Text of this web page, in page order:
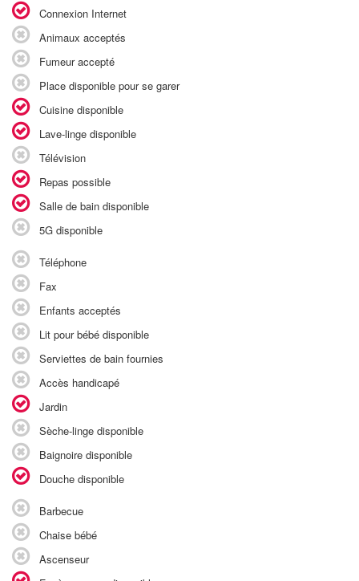
Connexion Internet
Animaux acceptés
Fumeur accepté
Place disponible pour se garer
Cuisine disponible
Lave-linge disponible
Télévision
Repas possible
Salle de bain disponible
5G disponible
Téléphone
Fax
Enfants acceptés
Lit pour bébé disponible
Serviettes de bain fournies
Accès handicapé
Jardin
Sèche-linge disponible
Baignoire disponible
Douche disponible
Barbecue
Chaise bébé
Ascenseur